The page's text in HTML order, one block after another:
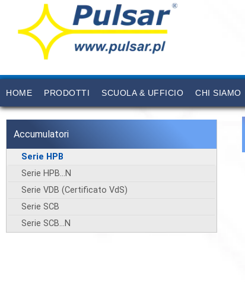
HOME PRODOTTI SCUOLA & UFFICIO CHI SIAMO
Accumulatori
Serie HPB
Serie HPB...N
Serie VDB (Certificato VdS)
Serie SCB
Serie SCB...N